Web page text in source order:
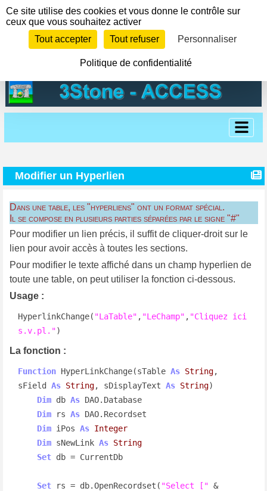
Modifier un Hyperlien
Dans une table, les "hyperliens" ont un format spécial.
Il se compose en plusieurs parties séparées par le signe "#"
Pour modifier un lien précis, il suffit de cliquer-droit sur le
lien pour avoir accès à toutes les sections.
Pour modifier le texte affiché dans un champ hyperlien de
toute une table, on peut utiliser la fonction ci-dessous.
Usage :
HyperlinkChange( "LaTable" , "LeChamp" , "Cliquez ici
s.v.pl.")
La fonction :
Function HyperLinkChange(sTable As String,
sField As String, sDisplayText As String)
Dim db As DAO.Database
Dim rs As DAO.Recordset
Dim iPos As Integer
Dim sNewLink As String
Set db = CurrentDb
Set rs = db.OpenRecordset( "Select [" &
Panneau de gestion des cookies
Ce site utilise des cookies et vous donne le contrôle sur
ceux que vous souhaitez activer
Tout accepter
Tout refuser Personnaliser
Politique de confidentialité